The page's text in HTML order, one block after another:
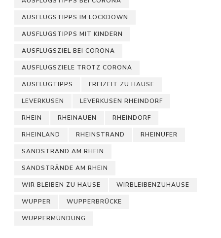
AUSFLUGSTIPPS IM LOCKDOWN
AUSFLUGSTIPPS MIT KINDERN
AUSFLUGSZIEL BEI CORONA
AUSFLUGSZIELE TROTZ CORONA
AUSFLUGTIPPS FREIZEIT ZU HAUSE
LEVERKUSEN LEVERKUSEN RHEINDORF
RHEIN RHEINAUEN RHEINDORF
RHEINLAND RHEINSTRAND RHEINUFER
SANDSTRAND AM RHEIN
SANDSTRÄNDE AM RHEIN
WIR BLEIBEN ZU HAUSE WIRBLEIBENZUHAUSE
WUPPER WUPPERBRÜCKE
WUPPERMÜNDUNG